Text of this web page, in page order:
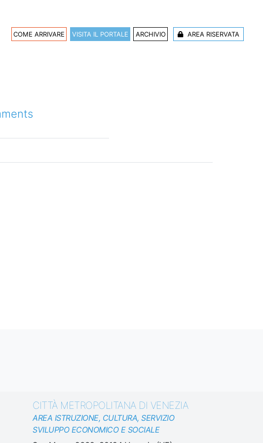
COME ARRIVARE VISITA IL PORTALE ARCHIVIO AREA RISERVATA
Sportivo
CITTÀ METROPOLITANA DI VENEZIA
AREA ISTRUZIONE, CULTURA, SERVIZIO
SVILUPPO ECONOMICO E SOCIALE